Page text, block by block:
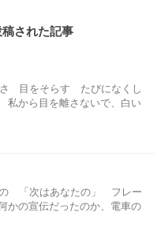
された記事
目をそらす たびになくし
ら目を離さないで、白い
「次はあなたの」 フレー
の宣伝だったのか、電車の